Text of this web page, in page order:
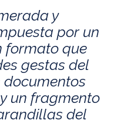
y
por un
formato que
gestas del
un fragmento
del